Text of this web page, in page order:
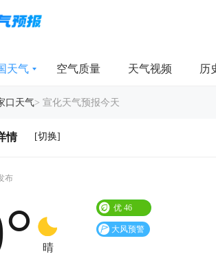
天气 空气质量 天气视频 历
口天气> 宣化天气预报今天
情 [切换]
布
晴
优 46
大风预警